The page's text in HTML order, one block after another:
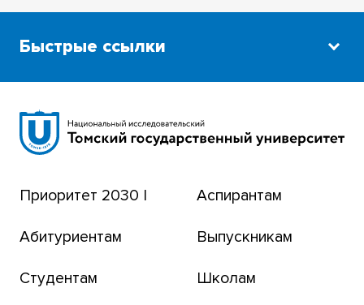
Быстрые ссылки
Сибирский ботанический сад
Томский региональный центр коллективного
Транссибирский научный путь
Приоритет 2030 |
Абитуриентам
Студентам
Аспирантам
Выпускникам
Школам